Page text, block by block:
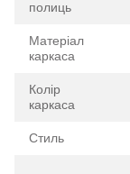
полиць
Матеріал
каркаса
Колір
каркаса
Стиль